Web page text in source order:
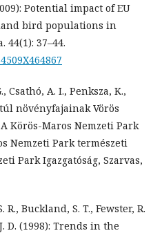
Potential impact of EU
bird populations in
37–44.
Csathó, A. I., Penksza, K.,
növényfajainak Vörös
Körös-Maros Nemzeti Park
Nemzeti Park természeti
Park Igazgatóság, Szarvas,
Buckland, S. T., Fewster, R.
D. (1998): Trends in the